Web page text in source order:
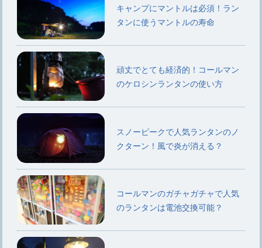
キャンプにマントルは必須！ラン
タンに使うマントルの寿命
頑丈でとても経済的！コールマン
のケロシンランタンの使い方
スノーピークで人気ランタンのノ
クターン！風で炎が消える？
コールマンのガチャガチャで人気
のランタンは電池交換可能？